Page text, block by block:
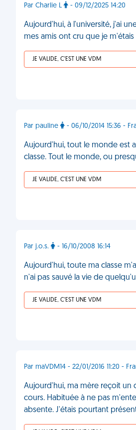
Par Charlie L - 09/12/2025 14:20
Aujourd'hui, à l'université, j'ai
mes amis ont cru que je m'étais
JE VALIDE, C'EST UNE VDM
Par pauline - 06/10/2014 15:36 -
Aujourd'hui, tout le monde est
classe. Tout le monde, ou
JE VALIDE, C'EST UNE VDM
Par j.o.s. - 16/10/2008 16:14
Aujourd'hui, toute ma classe
n'ai pas sauvé la vie de
JE VALIDE, C'EST UNE VDM
Par maVDM14 - 22/01/2016 11:20 -
Aujourd'hui, ma mère reçoit un
cours. Habituée à ne pas
absente. J'étais pourtant